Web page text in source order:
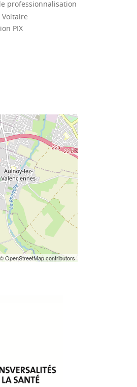
professionnalisation
PIX
OpenStreetMap contributors